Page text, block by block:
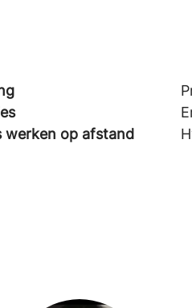
werken op afstand